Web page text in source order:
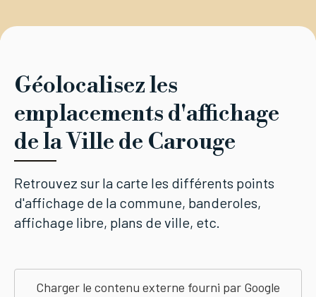
Géolocalisez les
emplacements d'affichage
de la Ville de Carouge
Retrouvez sur la carte les différents points
d'affichage de la commune, banderoles,
affichage libre, plans de ville, etc.
Charger le contenu externe fourni par Google